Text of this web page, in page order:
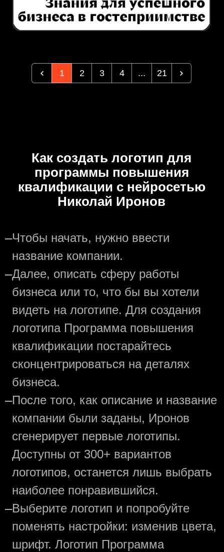
1 2 3 4 ... 21
Как создать логотип для
программы повышения
квалификации с нейросетью
Николай Иронов
—Чтобы начать, нужно ввести
название компании.
—Далее, описать сферу работы
бизнеса или то, что бы вы хотели
видеть на логотипе. Для создания
логотипа Программа повышения
квалификации постарайтесь
сконцентрироваться на деталях
бизнеса.
—После того, как описание и название
компании были заданы, Иронов
сгенерирует первые логотипы.
Доступны от 300+ вариантов
логотипов, останется лишь выбрать
наиболее понравившийся.
—Выберите логотип и попробуйте
поменять настройки: изменив цвета,
шрифт. Логотип Программа